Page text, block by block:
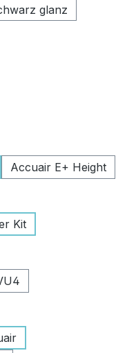
glanz
Accuair E+ Height
Kit